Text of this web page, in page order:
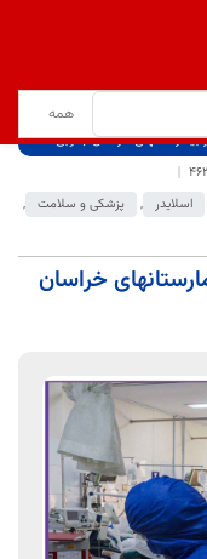
اسلایدر , پزشکی و سلامت ,
در بیمارستانهای خراسان